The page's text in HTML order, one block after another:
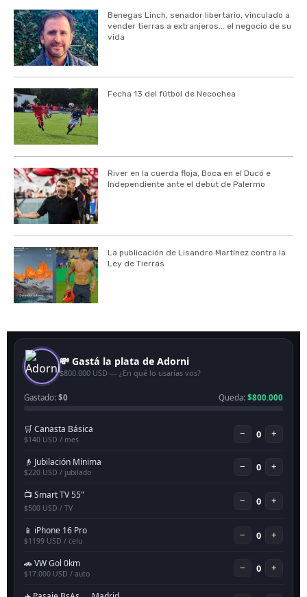
Benegas Linch, senador libertario, vinculado a
vender tierras a extranjeros... el negocio de su
vida
Fecha 13 del fútbol de Necochea
River en la cuerda floja, Boca en el Ducó e
Independiente ante el debut de Palermo
La publicación de Lisandro Martínez contra la
Ley de Tierras